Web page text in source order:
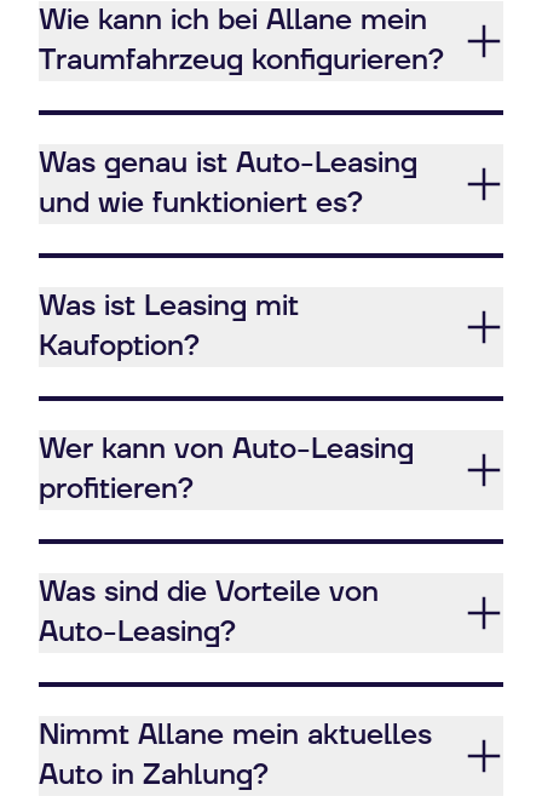
Wie kann ich bei Allane mein
Traumfahrzeug konfigurieren?
Was genau ist Auto-Leasing
und wie funktioniert es?
Was ist Leasing mit
Kaufoption?
Wer kann von Auto-Leasing
profitieren?
Was sind die Vorteile von
Auto-Leasing?
Nimmt Allane mein aktuelles
Auto in Zahlung?